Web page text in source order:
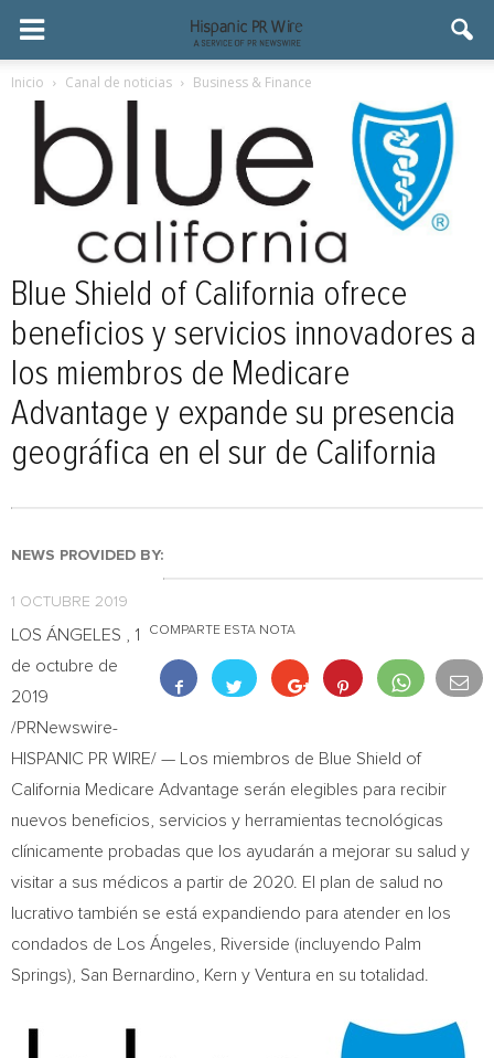
Inicio Canal de noticias Business & Finance
Blue Shield of California ofrece
beneficios y servicios innovadores a
los miembros de Medicare
Advantage y expande su presencia
geográfica en el sur de California
NEWS PROVIDED BY:
1 OCTUBRE 2019
COMPARTE ESTA NOTA
LOS ÁNGELES
, 1
de octubre de
2019
/PRNewswire-
HISPANIC PR WIRE/ — Los miembros de Blue Shield of
California Medicare Advantage serán elegibles para recibir
nuevos beneficios, servicios y herramientas tecnológicas
clínicamente probadas que los ayudarán a mejorar su salud y
visitar a sus médicos a partir de 2020. El plan de salud no
lucrativo también se está expandiendo para atender en los
condados de Los Ángeles,
Riverside (incluyendo Palm
Springs), San Bernardino Kern y Ventura en su totalidad.